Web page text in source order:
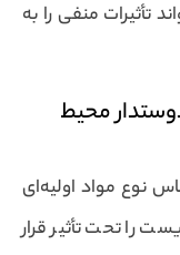
منفی را به
محیط
نوع مواد اولیه‌ای
را تحت تأثیر قرار